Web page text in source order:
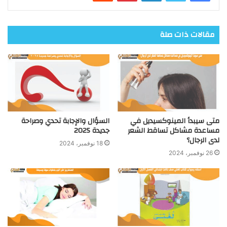
مقالات ذات صلة
متى سيبدأ المينوكسيديل في
مساعدة مشاكل تساقط الشعر
لدى الرجال؟
26 نوفمبر، 2024
السؤال والإجابة تحدي وصراحة
جديدة 2025
18 نوفمبر، 2024